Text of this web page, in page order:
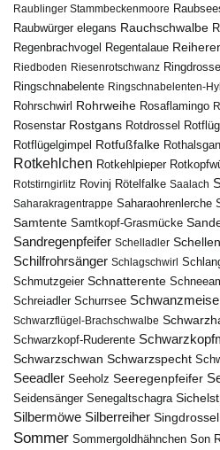
Raublinger Stammbeckenmoore
Raubwürger elegans Rauchschwalbe
Regenbrachvogel Regentalaue
Riedboden Riesenrotschwanz Ringdrossel
Ringschnabelente Ringschnabelenten-
Rohrschwirl Rohrweihe Rosaflamingo
Rosenstar Rostgans Rotdrossel
Rotflügelgimpel Rotfußfalke
Rotkehlchen Rotkehlpieper
Rotstirngirlitz Rovinj Rötelfalke Saalach
Saharakragentrappe Saharaohrenlerche
Samtente Samtkopf-Grasmücke
Sandregenpfeifer Schelladler
Schilfrohrsänger Schlagschwirl
Schmutzgeier Schnatterente
Schreiadler Schurrsee Schwanzmeise
Schwarzflügel-Brachschwalbe
Schwarzkopf-Ruderente
Schwarzschwan Schwarzspecht
Seeadler Seeholz Seeregenpfeifer
Seidensänger Senegaltschagra
Silbermöwe Silberreiher Singdrossel
Sommer Sommergoldhähnchen Son